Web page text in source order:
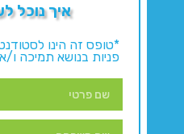
איך נוכל
*טופס זה הינו
פניות בנושא תמיכה ו/